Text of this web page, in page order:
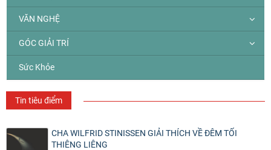
VĂN NGHỆ
GÓC GIẢI TRÍ
Sức Khỏe
Tin tiêu điểm
CHA WILFRID STINISSEN GIẢI THÍCH VỀ ĐÊM TỐI
THIÊNG LIÊNG